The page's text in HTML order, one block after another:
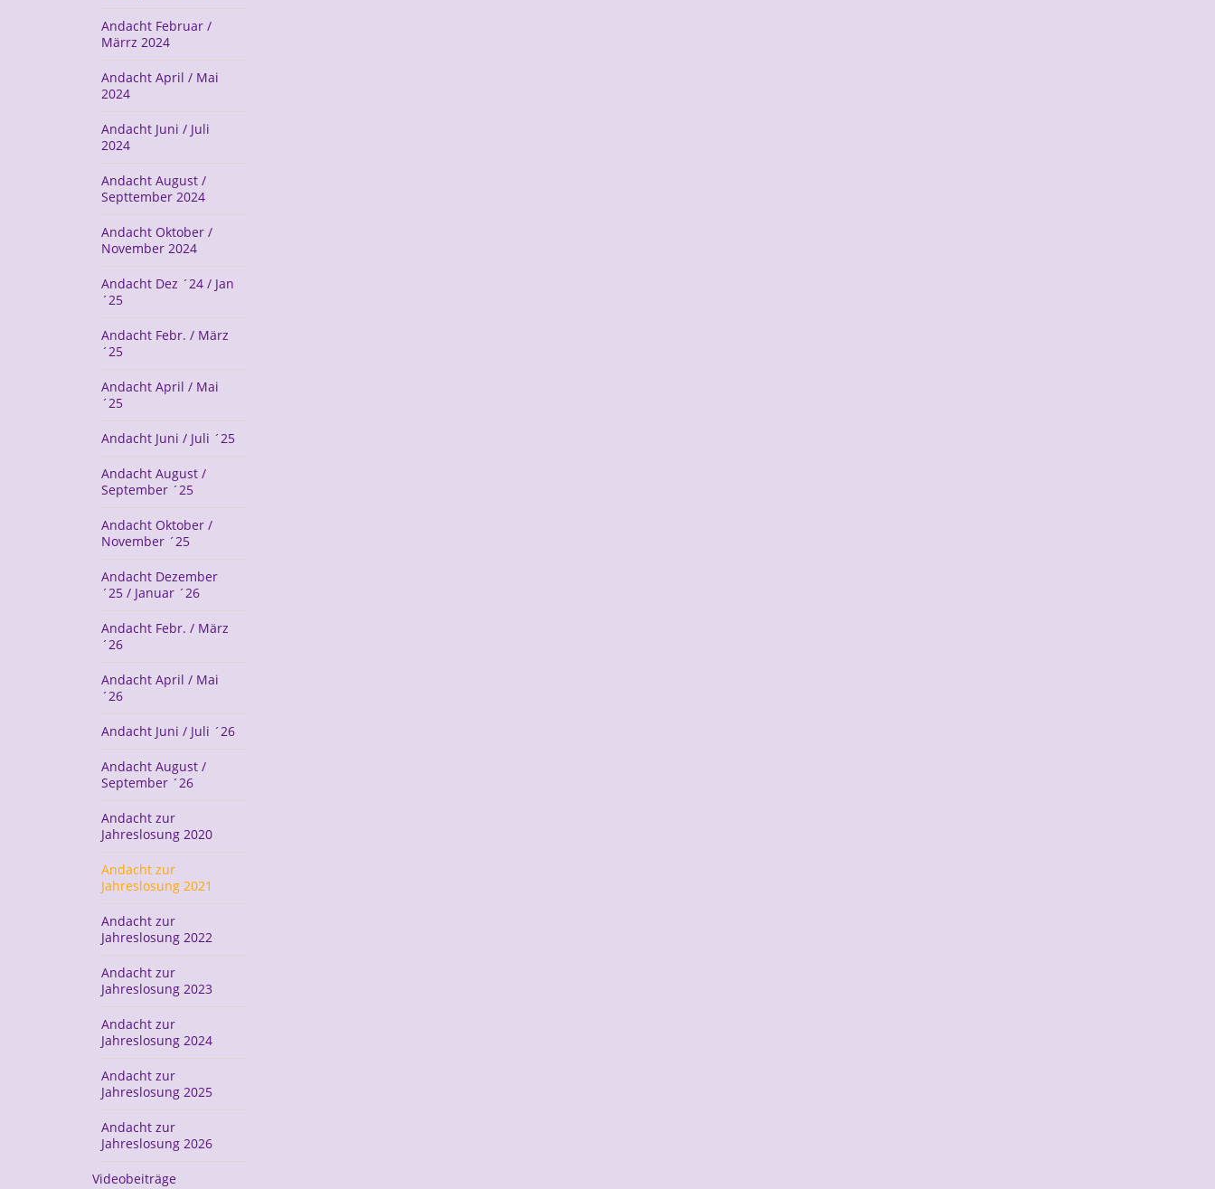
Andacht Februar /
Märrz 2024
Andacht April / Mai
2024
Andacht Juni / Juli
2024
Andacht August /
Septtember 2024
Andacht Oktober /
November 2024
Andacht Dez ´24 / Jan
´25
Andacht Febr. / März
´25
Andacht April / Mai
´25
Andacht Juni / Juli ´25
Andacht August /
September ´25
Andacht Oktober /
November ´25
Andacht Dezember
´25 / Januar ´26
Andacht Febr. / März
´26
Andacht April / Mai
´26
Andacht Juni / Juli ´26
Andacht August /
September ´26
Andacht zur
Jahreslosung 2020
Andacht zur
Jahreslosung 2021
Andacht zur
Jahreslosung 2022
Andacht zur
Jahreslosung 2023
Andacht zur
Jahreslosung 2024
Andacht zur
Jahreslosung 2025
Andacht zur
Jahreslosung 2026
Videobeiträge